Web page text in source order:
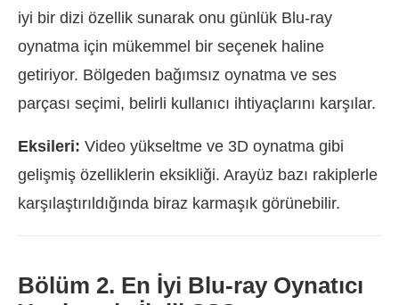
iyi bir dizi özellik sunarak onu günlük Blu-ray
oynatma için mükemmel bir seçenek haline
getiriyor. Bölgeden bağımsız oynatma ve ses
parçası seçimi, belirli kullanıcı ihtiyaçlarını karşılar.
Eksileri: Video yükseltme ve 3D oynatma gibi
gelişmiş özelliklerin eksikliği. Arayüz bazı rakiplerle
karşılaştırıldığında biraz karmaşık görünebilir.
Bölüm 2. En İyi Blu-ray Oynatıcı